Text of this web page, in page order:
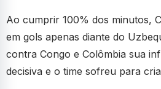
Ao cumprir 100% dos minutos,
em gols apenas diante do
contra Congo e Colômbia sua
decisiva e o time sofreu para